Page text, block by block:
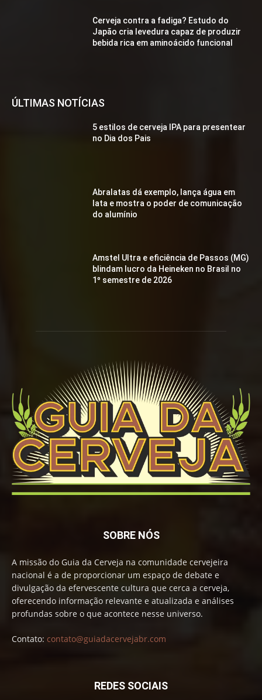
Cerveja contra a fadiga? Estudo do
Japão cria levedura capaz de produzir
bebida rica em aminoácido funcional
ÚLTIMAS NOTÍCIAS
5 estilos de cerveja IPA para presentear
no Dia dos Pais
Abralatas dá exemplo, lança água em
lata e mostra o poder de comunicação
do alumínio
Amstel Ultra e eficiência de Passos (MG)
blindam lucro da Heineken no Brasil no
1º semestre de 2026
SOBRE NÓS
A missão do Guia da Cerveja na comunidade cervejeira
nacional é a de proporcionar um espaço de debate e
divulgação da efervescente cultura que cerca a cerveja,
oferecendo informação relevante e atualizada e análises
profundas sobre o que acontece nesse universo.
Contato: contato@guiadacervejabr.com
REDES SOCIAIS